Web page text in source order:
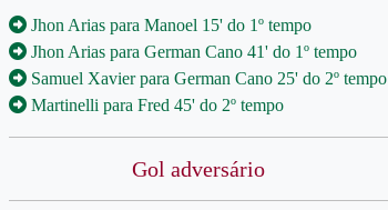
Jhon Arias para Manoel 15' do 1º tempo
Jhon Arias para German Cano 41' do 1º tempo
Samuel Xavier para German Cano 25' do 2º tempo
Martinelli para Fred 45' do 2º tempo
Gol adversário